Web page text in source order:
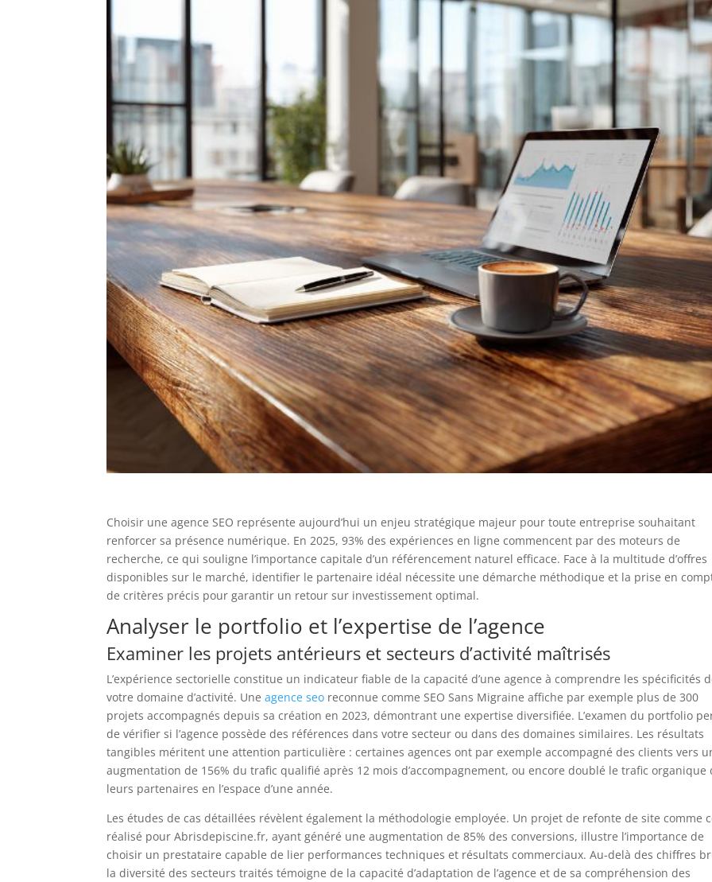
Choisir une agence SEO représente aujourd’hui un enjeu stratégique majeur pour toute entreprise souhaitant
renforcer sa présence numérique. En 2025, 93% des expériences en ligne commencent par des moteurs de
recherche, ce qui souligne l’importance capitale d’un référencement naturel efficace. Face à la multitude d’offres
disponibles sur le marché, identifier le partenaire idéal nécessite une démarche méthodique et la prise en
de critères précis pour garantir un retour sur investissement optimal.
Analyser le portfolio et l’expertise de l’agence
Examiner les projets antérieurs et secteurs d’activité maîtrisés
L’expérience sectorielle constitue un indicateur fiable de la capacité d’une agence à comprendre les spécificités
votre domaine d’activité. Uneagence seo reconnue comme SEO Sans Migraine affiche par exemple plus de 300
projets accompagnés depuis sa création en 2023, démontrant une expertise diversifiée. L’examen du portfolio
de vérifier si l’agence possède des références dans votre secteur ou dans des domaines similaires. Les résultats
tangibles méritent une attention particulière : certaines agences ont par exemple accompagné des clients vers
augmentation de 156% du trafic qualifié après 12 mois d’accompagnement, ou encore doublé le trafic organique
leurs partenaires en l’espace d’une année.
Les études de cas détaillées révèlent également la méthodologie employée. Un projet de refonte de site comme
réalisé pour Abrisdepiscine.fr, ayant généré une augmentation de 85% des conversions, illustre l’importance de
choisir un prestataire capable de lier performances techniques et résultats commerciaux. Au-delà des chiffres
la diversité des secteurs traités témoigne de la capacité d’adaptation de l’agence et de sa compréhension des